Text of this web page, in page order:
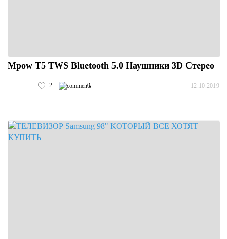
Mpow T5 TWS Bluetooth 5.0 Наушники 3D Стерео
2 0 12.10.2019